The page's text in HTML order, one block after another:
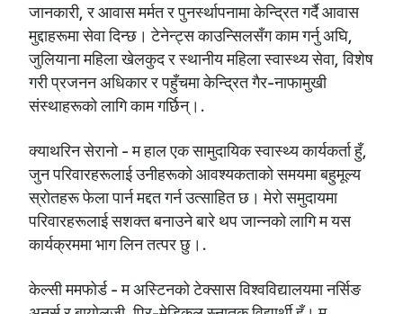
जानकारी, र आवास मर्मत र पुनर्स्थापनामा केन्द्रित गर्दै आवास
मुद्दाहरूमा सेवा दिन्छ। टेनेन्ट्स काउन्सिलसँग काम गर्नु अघि,
जुलियाना महिला खेलकुद र स्थानीय महिला स्वास्थ्य सेवा, विशेष
गरी प्रजनन अधिकार र पहुँचमा केन्द्रित गैर-नाफामुखी
संस्थाहरूको लागि काम गर्छिन्।.
क्याथरिन सेरानो - म हाल एक सामुदायिक स्वास्थ्य कार्यकर्ता हुँ,
जुन परिवारहरूलाई उनीहरूको आवश्यकताको समयमा बहुमूल्य
स्रोतहरू फेला पार्न मद्दत गर्न उत्साहित छ। मेरो समुदायमा
परिवारहरूलाई सशक्त बनाउने बारे थप जान्नको लागि म यस
कार्यक्रममा भाग लिन तत्पर छु।.
केल्सी ममफोर्ड - म अस्टिनको टेक्सास विश्वविद्यालयमा नर्सिङ